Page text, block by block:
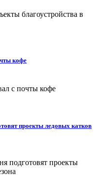
кофе
проекты ледовых катков